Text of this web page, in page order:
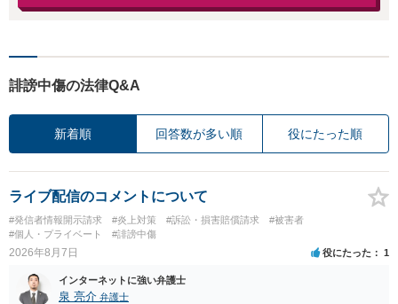
誹謗中傷の法律Q&A
新着順 回答数が多い順 役にたった順
ライブ配信のコメントについて
#発信者情報開示請求 #炎上対策 #訴訟・損害賠償請求
#被害者
#個人・プライベート
#誹謗中傷
2026年8月7日 役にたった 1
インターネットに強い弁護士
泉 亮介 弁護士